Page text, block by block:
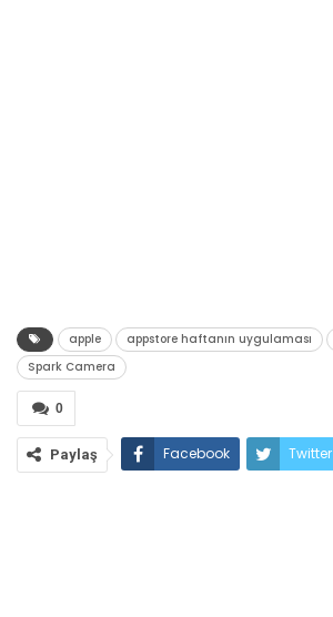
apple appstore haftanın uygulaması
Spark Camera
0
Paylaş Facebook Twitter